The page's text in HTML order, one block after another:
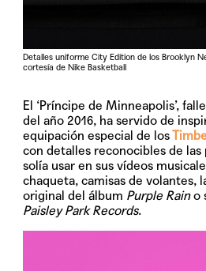
Detalles uniforme City Edition de los Brooklyn
cortesía de Nike Basketball
El ‘Príncipe de Minneapolis’,
del año 2016, ha servido de
equipación especial de los
con detalles reconocibles de las
solía usar en sus vídeos
chaqueta, camisas de volantes,
original del álbum Purple Raino
Paisley Park Records.